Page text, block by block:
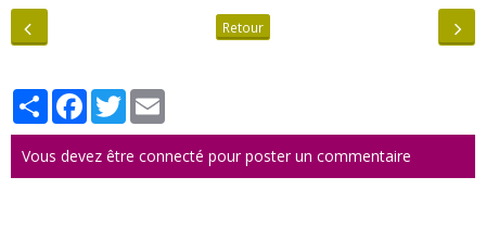
Retour
PartagerFacebook
Twitter
Vous devez être connecté pour poster un commentaire